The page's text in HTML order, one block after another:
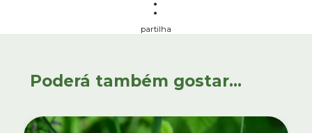
partilha
Poderá também gostar...